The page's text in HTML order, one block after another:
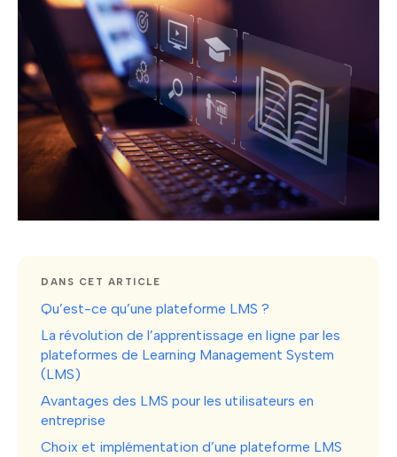
DANS CET ARTICLE
Qu’est-ce qu’une plateforme LMS ?
La révolution de l’apprentissage en ligne par les
plateformes de Learning Management System
(LMS)
Avantages des LMS pour les utilisateurs en
entreprise
Choix et implémentation d’une plateforme LMS